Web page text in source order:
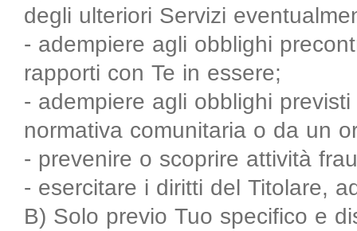
degli ulteriori Servizi
- adempiere agli obblighi
rapporti con Te in essere;
- adempiere agli obblighi
normativa comunitaria o da un
- prevenire o scoprire attività
- esercitare i diritti del Titolare,
B) Solo previo Tuo specifico e